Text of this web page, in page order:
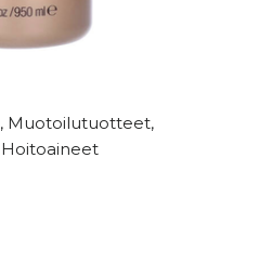
, Muotoilutuotteet,
Hoitoaineet